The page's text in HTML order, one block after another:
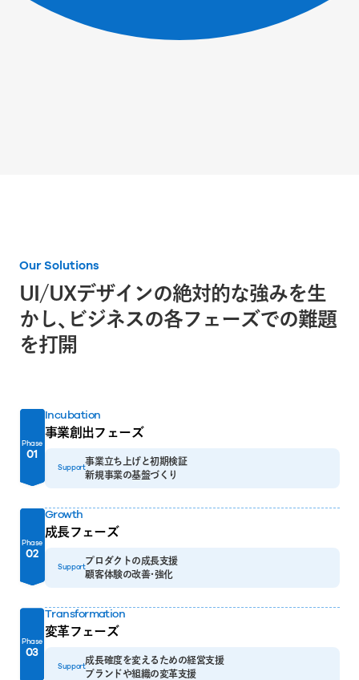
Our Solutions
UI/UXデザインの絶対的な強みを生
かし、 ビジネスの各フェーズでの難題
を打開
Phase
01
Incubation
事業創出フェーズ
Support
事業立ち上げと初期検証
新規事業の基盤づくり
Phase
02
Growth
成長フェーズ
Support
プロダクトの成長支援
顧客体験の改善・強化
Phase
03
Transformation
変革フェーズ
Support
成長確度を変えるための経営支援
ブランドや組織の変革支援